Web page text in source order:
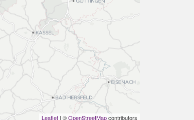
Leaflet| ©OpenStreetMapcontributors